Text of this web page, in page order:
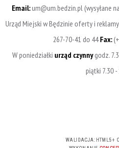
Email:um@um.bedzin.pl (wysyłane
Urząd Miejski w Będzinie oferty i
267-70-41 do 44Fax:
W poniedziałki urząd czynnygodz.
piątki 7.30 -
WALIDACJA: HTML5+